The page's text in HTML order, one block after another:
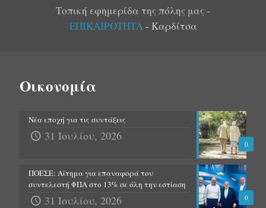
Τοπική εφημερίδα της πόλης μας -
ΕΠΙΚΑΙΡΟΤΗΤΑ- Καρδίτσα
Οικονομία
0
Νέα εποχή για τις συντάξεις
31 Ιουλίου, 2026
0
ΠΟΕΣΕ: Αίτημα για επαναφορά του
συντελεστή ΦΠΑ στο 13% σε όλη την εστίαση
31 Ιουλίου, 2026